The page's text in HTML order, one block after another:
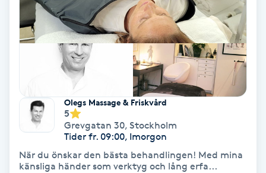
Käkledsbehandling
Kärlbehandling
Laserbehandling
Lashlift Keratin
LED-ljusterapi
Olegs Massage & Friskvård
5
Grevgatan 30, Stockholm
Tider fr. 09:00, Imorgon
När du önskar den bästa behandlingen! Med mina
känsliga händer som verktyg och lång erfa...